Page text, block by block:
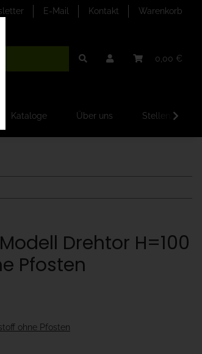
E-Mail Kontakt Warenkorb
0,00 €
Kataloge Über uns
Drehtor H=100
Pfosten
ohne Pfosten